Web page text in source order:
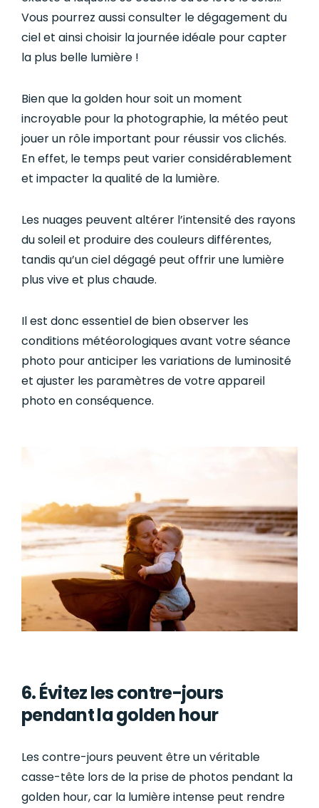
Vous pourrez aussi consulter le dégagement du
ciel et ainsi choisir la journée idéale pour capter
la plus belle lumière !
Bien que la golden hour soit un moment
incroyable pour la photographie, la météo peut
jouer un rôle important pour réussir vos clichés.
En effet, le temps peut varier considérablement
et impacter la qualité de la lumière.
Les nuages peuvent altérer l’intensité des rayons
du soleil et produire des couleurs différentes,
tandis qu’un ciel dégagé peut offrir une lumière
plus vive et plus chaude.
Il est donc essentiel de bien observer les
conditions météorologiques avant votre séance
photo pour anticiper les variations de luminosité
et ajuster les paramètres de votre appareil
photo en conséquence.
6. Évitez les contre-jours
pendant la golden hour
Les contre-jours peuvent être un véritable
casse-tête lors de la prise de photos pendant la
golden hour, car la lumière intense peut rendre